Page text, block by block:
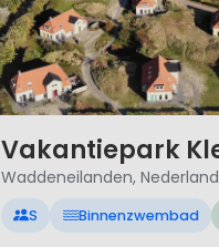
Waddeneilanden, Nederland
S Binnenzwembad